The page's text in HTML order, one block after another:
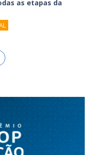
as etapas da